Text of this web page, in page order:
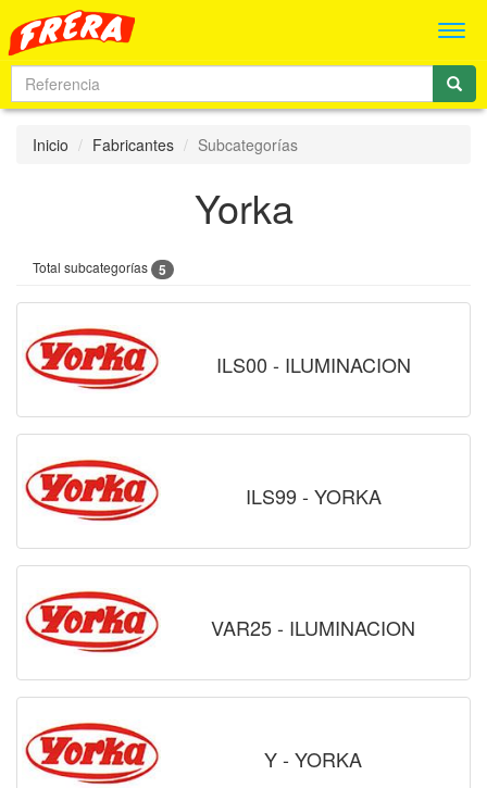
Inicio Fabricantes Subcategorías
Yorka
Total subcategorías 5
ILS00 - ILUMINACION
ILS99 - YORKA
VAR25 - ILUMINACION
Y - YORKA